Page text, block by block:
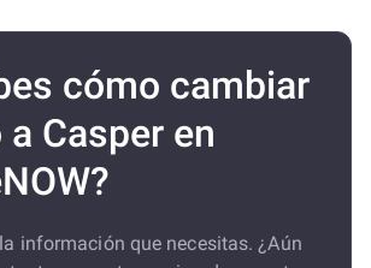
cómo cambiar
Casper en
información que necesitas. ¿Aún